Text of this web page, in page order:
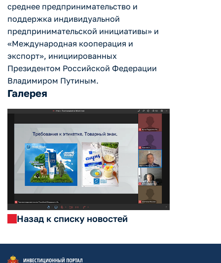
среднее предпринимательство и
поддержка индивидуальной
предпринимательской инициативы» и
«Международная кооперация и
экспорт», инициированных
Президентом Российской Федерации
Владимиром Путиным.
Галерея
Назад к списку новостей